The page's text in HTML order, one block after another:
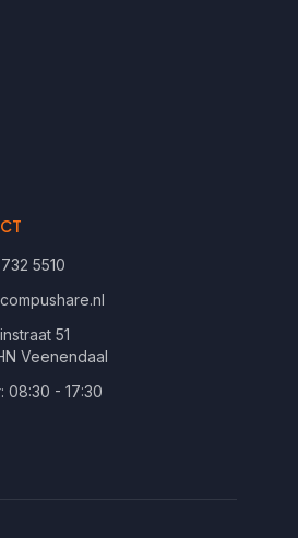
5510
51
Veenendaal
08:30 - 17:30